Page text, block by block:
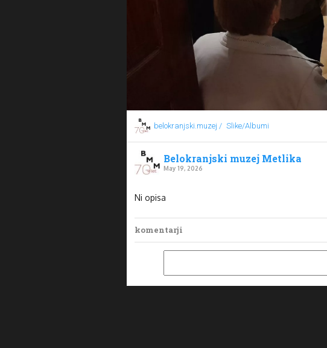
belokranjski.muzej / Slike/Albumi
Belokranjski muzej Metlika
May 19, 2026
Ni opisa
komentarji